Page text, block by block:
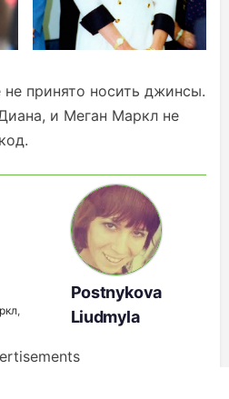
принято носить джинсы.
и Меган Маркл не
,
Postnykova
Liudmyla